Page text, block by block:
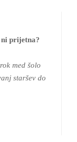
prijetna?
med šolo
staršev do